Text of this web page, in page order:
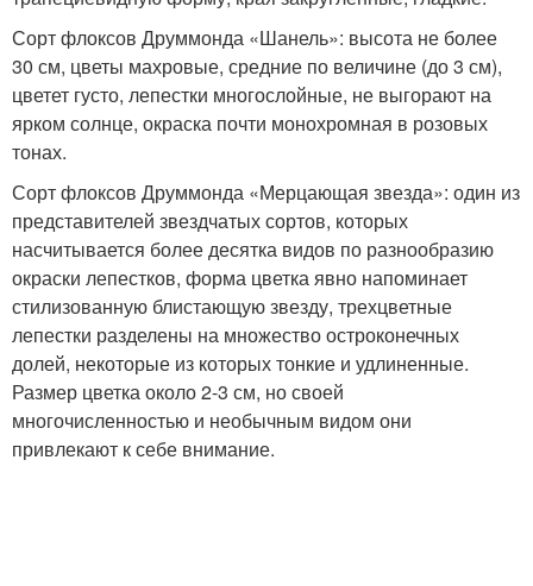
Сорт флоксов Друммонда «Шанель»: высота не более
30 см, цветы махровые, средние по величине (до 3 см),
цветет густо, лепестки многослойные, не выгорают на
ярком солнце, окраска почти монохромная в розовых
тонах.
Сорт флоксов Друммонда «Мерцающая звезда»: один из
представителей звездчатых сортов, которых
насчитывается более десятка видов по разнообразию
окраски лепестков, форма цветка явно напоминает
стилизованную блистающую звезду, трехцветные
лепестки разделены на множество остроконечных
долей, некоторые из которых тонкие и удлиненные.
Размер цветка около 2-3 см, но своей
многочисленностью и необычным видом они
привлекают к себе внимание.